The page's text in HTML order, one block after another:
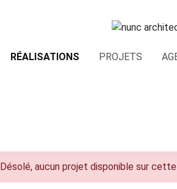
RÉALISATIONS PROJETS
Désolé, aucun projet disponible sur